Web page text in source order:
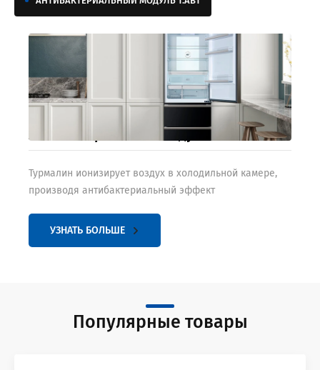
Антибактериальный модуль T.ABT
Турмалин ионизирует воздух в холодильной камере,
производя антибактериальный эффект
УЗНАТЬ БОЛЬШЕ
Популярные товары